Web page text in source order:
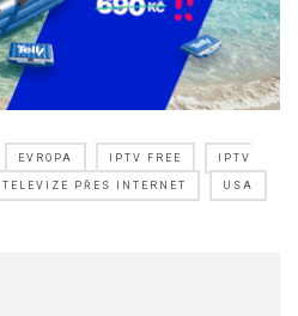
EVROPA IPTV FREE IPTV
TELEVIZE PŘES INTERNET USA